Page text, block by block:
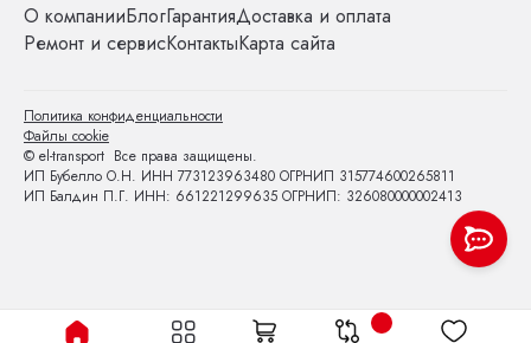
О компанииБлогГарантияДоставка и оплата
Ремонт и сервисКонтактыКарта сайта
© el-transport Все права защищены.
ИП Бубелло О.Н. ИНН 773123963480 ОГРНИП 315774600265811
ИП Балдин П.Г. ИНН: 661221299635 ОГРНИП: 326080000002413
Политика конфиденциальности
Файлы cookie